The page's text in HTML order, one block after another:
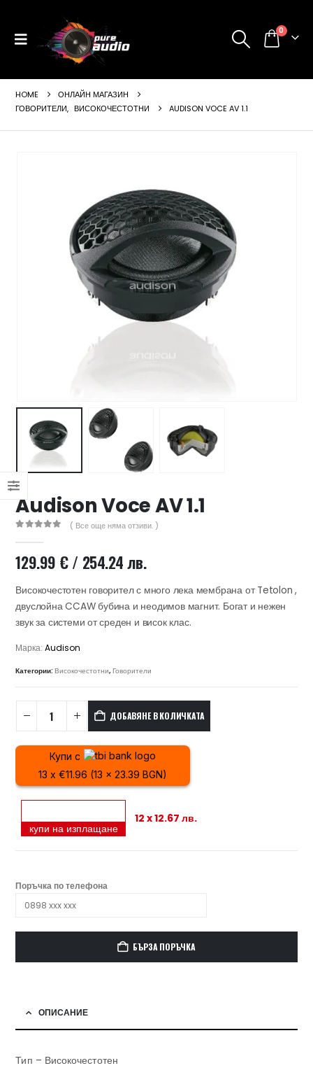
0
HOME
ОНЛАЙН МАГАЗИН
ГОВОРИТЕЛИ, ВИСОКОЧЕСТОТНИ AUDISON VOCE AV 1.1
Audison Voce AV 1.1
( Все още няма отзиви. )
129.99 €/ 254.24 лв.
Високочестотен говорител с много лека мембрана от Tetolon ,
двуслойна CCAW бубина и неодимов магнит. Богат и нежен
звук за системи от среден и висок клас.
Марка:Audison
Категории:Високочестотни,Говорители
ДОБАВЯНЕ В КОЛИЧКАТА
Купи с
13 x €11.96 (13 x 23.39 BGN)
купи на изплащане
12 x 12.67 лв.
Поръчка по телефона
БЪРЗА ПОРЪЧКА
ОПИСАНИЕ
Тип – Високочестотен